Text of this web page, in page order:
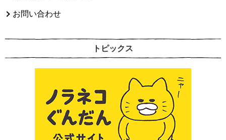
お問い合わせ
トピックス